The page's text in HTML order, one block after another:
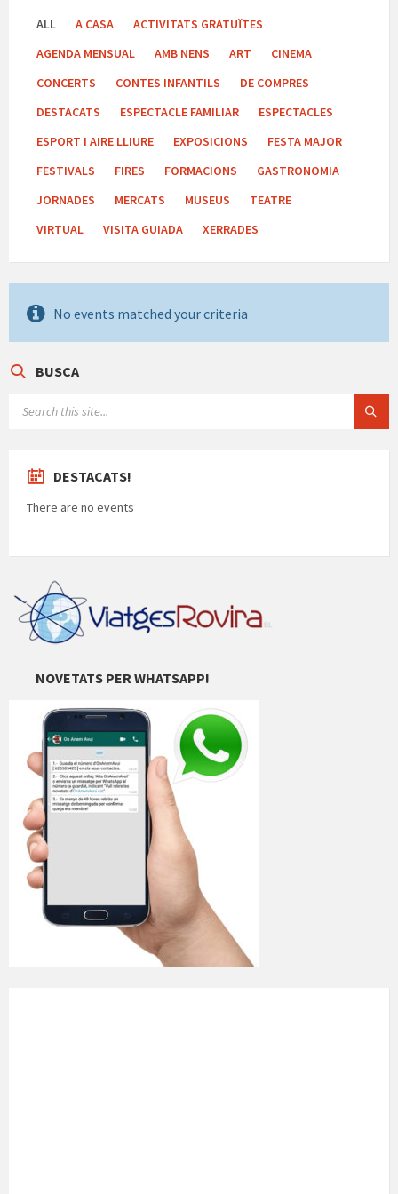
ALL A CASA
ACTIVITATS GRATUÏTES
AGENDA MENSUAL
AMB NENS ART
CINEMA
CONCERTS
CONTES INFANTILS
DE COMPRES
DESTACATS
ESPECTACLE FAMILIAR
ESPECTACLES
ESPORT I AIRE LLIURE
EXPOSICIONS
FESTA MAJOR
FESTIVALS
FIRES FORMACIONS
GASTRONOMIA
JORNADES
MERCATS MUSEUS
TEATRE
VIRTUAL
VISITA GUIADA XERRADES
No events matched your criteria
BUSCA
DESTACATS!
There are no events
NOVETATS PER WHATSAPP!